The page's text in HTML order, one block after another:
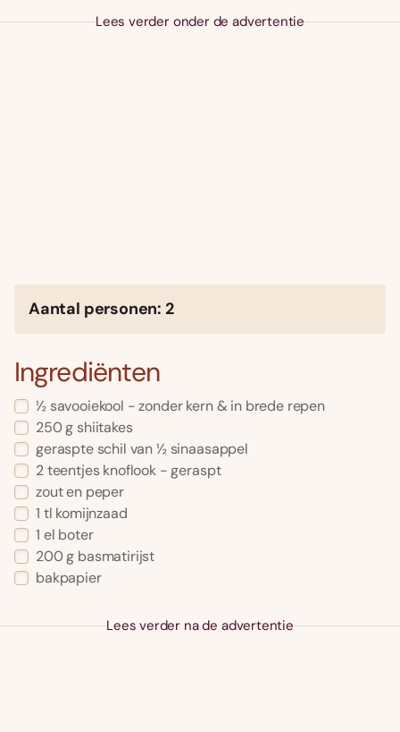
Lees verder onder de advertentie
Aantal personen: 2
Ingrediënten
½ savooiekool - zonder kern & in brede repen
250 g shiitakes
geraspte schil van ½ sinaasappel
2 teentjes knoflook - geraspt
zout en peper
1 tl komijnzaad
1 el boter
200 g basmatirijst
bakpapier
Lees verder na de advertentie